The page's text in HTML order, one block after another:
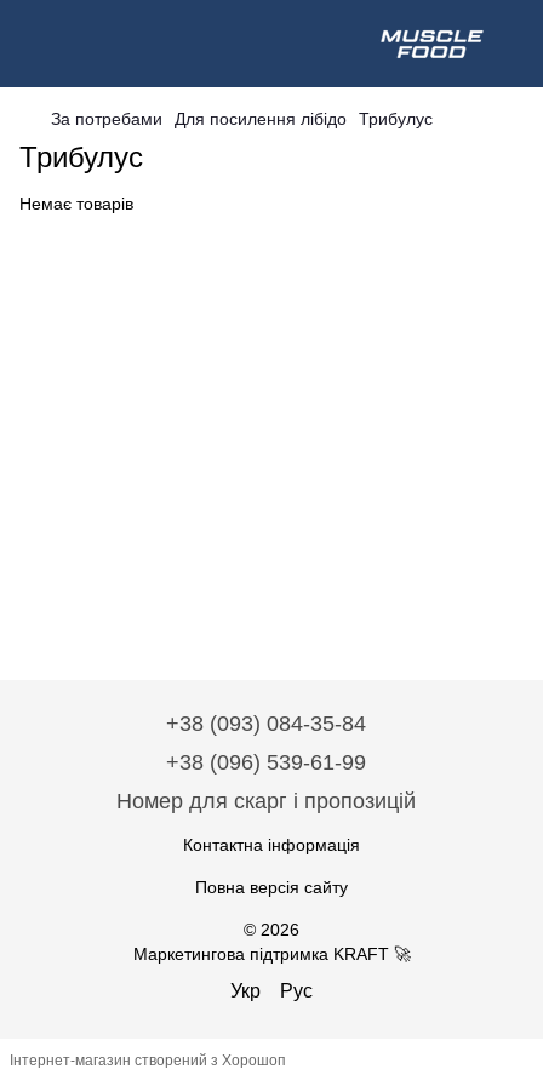
За потребами Для посилення лібідо Трибулус
Трибулус
Немає товарів
+38 (093) 084-35-84
+38 (096) 539-61-99
Номер для скарг і пропозицій
Контактна інформація
Повна версія сайту
© 2026
Маркетингова підтримка KRAFT 🚀
Укр Рус
Інтернет-магазин створений з Хорошоп